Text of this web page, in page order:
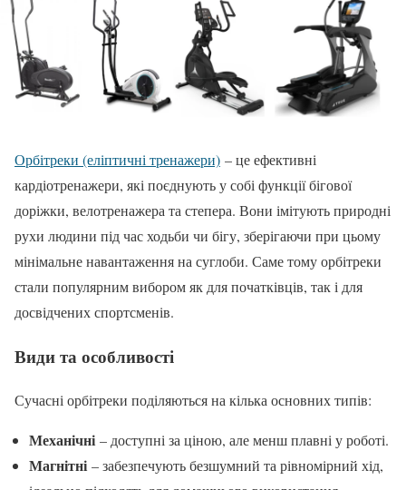
Орбітреки (еліптичні тренажери) – це ефективні
кардіотренажери, які поєднують у собі функції бігової
доріжки, велотренажера та степера. Вони імітують природні
рухи людини під час ходьби чи бігу, зберігаючи при цьому
мінімальне навантаження на суглоби. Саме тому орбітреки
стали популярним вибором як для початківців, так і для
досвідчених спортсменів.
Види та особливості
Сучасні орбітреки поділяються на кілька основних типів:
Механічні– доступні за ціною, але менш плавні у роботі.
Магнітні– забезпечують безшумний та рівномірний хід,